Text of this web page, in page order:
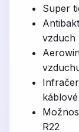
Super
vzduch
R22